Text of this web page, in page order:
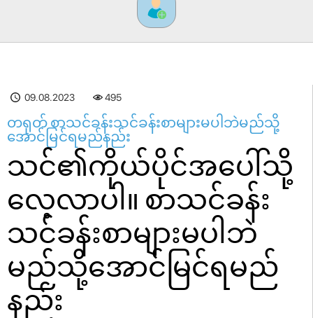
09.08.2023 495
တရုတ် စာသင်ခန်းသင်ခန်းစာများမပါဘဲမည်သို့
အောင်မြင်ရမည်နည်း
သင်၏ကိုယ်ပိုင်အပေါ်သို့
လေ့လာပါ။ စာသင်ခန်း
သင်ခန်းစာများမပါဘဲ
မည်သို့အောင်မြင်ရမည်
နည်း